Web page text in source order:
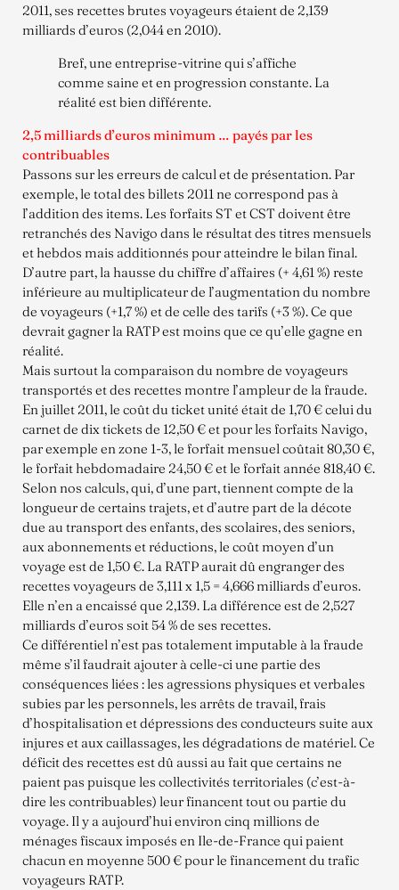
2011, ses recettes brutes voyageurs étaient de 2,139
milliards d’euros (2,044 en 2010).
Bref, une entreprise-vitrine qui s’affiche
comme saine et en progression constante. La
réalité est bien différente.
2,5 milliards d’euros minimum … payés par les
contribuables
Passons sur les erreurs de calcul et de présentation. Par
exemple, le total des billets 2011 ne correspond pas à
l’addition des items. Les forfaits ST et CST doivent être
retranchés des Navigo dans le résultat des titres mensuels
et hebdos mais additionnés pour atteindre le bilan final.
D’autre part, la hausse du chiffre d’affaires (+ 4,61 %) reste
inférieure au multiplicateur de l’augmentation du nombre
de voyageurs (+1,7 %) et de celle des tarifs (+3 %). Ce que
devrait gagner la RATP est moins que ce qu’elle gagne en
réalité.
Mais surtout la comparaison du nombre de voyageurs
transportés et des recettes montre l’ampleur de la fraude.
En juillet 2011, le coût du ticket unité était de 1,70 € celui du
carnet de dix tickets de 12,50 € et pour les forfaits Navigo,
par exemple en zone 1-3, le forfait mensuel coûtait 80,30 €,
le forfait hebdomadaire 24,50 € et le forfait année 818,40 €.
Selon nos calculs, qui, d’une part, tiennent compte de la
longueur de certains trajets, et d’autre part de la décote
due au transport des enfants, des scolaires, des seniors,
aux abonnements et réductions, le coût moyen d’un
voyage est de 1,50 €. La RATP aurait dû engranger des
recettes voyageurs de 3,111 x 1,5 = 4,666 milliards d’euros.
Elle n’en a encaissé que 2,139. La différence est de 2,527
milliards d’euros soit 54 % de ses recettes.
Ce différentiel n’est pas totalement imputable à la fraude
même s’il faudrait ajouter à celle-ci une partie des
conséquences liées : les agressions physiques et verbales
subies par les personnels, les arrêts de travail, frais
d’hospitalisation et dépressions des conducteurs suite aux
injures et aux caillassages, les dégradations de matériel. Ce
déficit des recettes est dû aussi au fait que certains ne
paient pas puisque les collectivités territoriales (c’est-à-
dire les contribuables) leur financent tout ou partie du
voyage. Il y a aujourd’hui environ cinq millions de
ménages fiscaux imposés en Ile-de-France qui paient
chacun en moyenne 500 € pour le financement du trafic
voyageurs RATP.